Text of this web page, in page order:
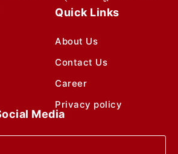
Quick Links
About Us
Contact Us
Career
Privacy policy
Media